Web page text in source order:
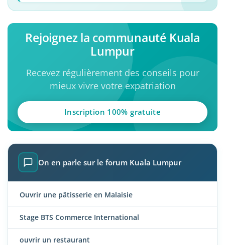
Rejoignez la communauté Kuala
Lumpur
Recevez régulièrement des conseils pour
mieux vivre votre expatriation
Inscription 100% gratuite
On en parle sur le forum Kuala Lumpur
Ouvrir une pâtisserie en Malaisie
Stage BTS Commerce International
ouvrir un restaurant